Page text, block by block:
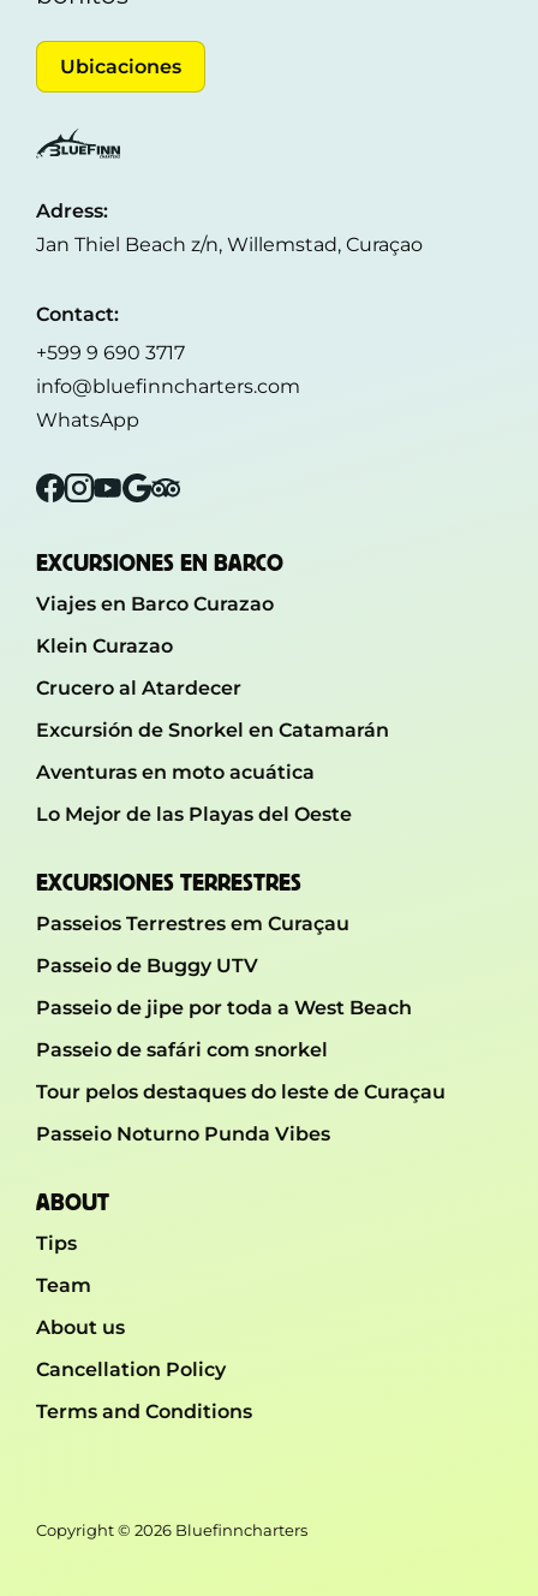
Ubicaciones
Adress:
Jan Thiel Beach z/n, Willemstad, Curaçao
Contact:
+599 9 690 3717
info@bluefinncharters.com
WhatsApp
Facebook
Instagram
YouTube
GoogleTripadvisor
EXCURSIONES EN BARCO
Viajes en Barco Curazao
Klein Curazao
Crucero al Atardecer
Excursión de Snorkel en Catamarán
Aventuras en moto acuática
Lo Mejor de las Playas del Oeste
EXCURSIONES TERRESTRES
Passeios Terrestres em Curaçau
Passeio de Buggy UTV
Passeio de jipe ​​por toda a West Beach
Passeio de safári com snorkel
Tour pelos destaques do leste de Curaçau
Passeio Noturno Punda Vibes
ABOUT
Tips
Team
About us
Cancellation Policy
Terms and Conditions
Copyright © 2026 Bluefinncharters